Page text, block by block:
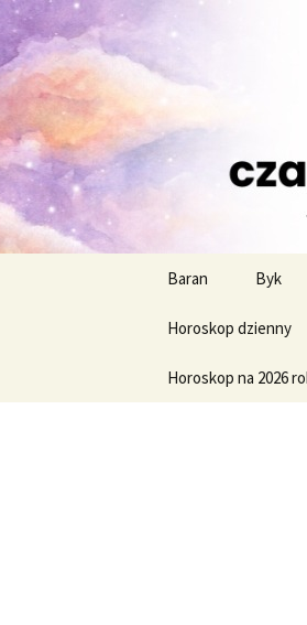
treści
Baran Byk
Horoskop dzienny
Horoskop na 2026